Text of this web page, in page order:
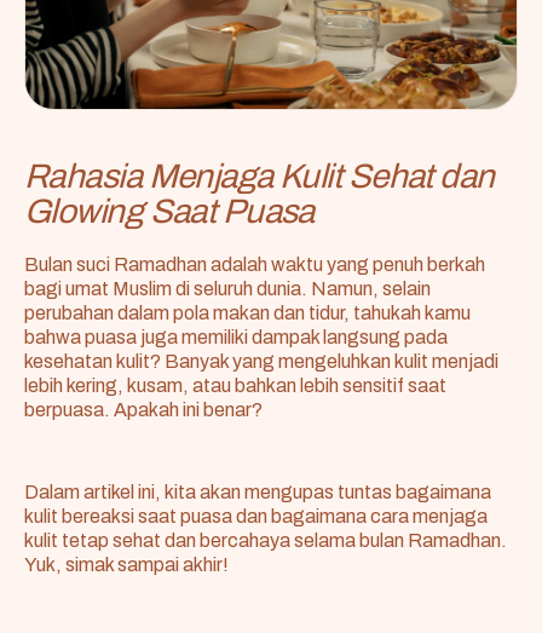
Rahasia Menjaga Kulit Sehat dan
Glowing Saat Puasa
Bulan suci Ramadhan adalah waktu yang penuh berkah
bagi umat Muslim di seluruh dunia. Namun, selain
perubahan dalam pola makan dan tidur, tahukah kamu
bahwa puasa juga memiliki dampak langsung pada
kesehatan kulit? Banyak yang mengeluhkan kulit menjadi
lebih kering, kusam, atau bahkan lebih sensitif saat
berpuasa. Apakah ini benar?
Dalam artikel ini, kita akan mengupas tuntas bagaimana
kulit bereaksi saat puasa dan bagaimana cara menjaga
kulit tetap sehat dan bercahaya selama bulan Ramadhan.
Yuk, simak sampai akhir!